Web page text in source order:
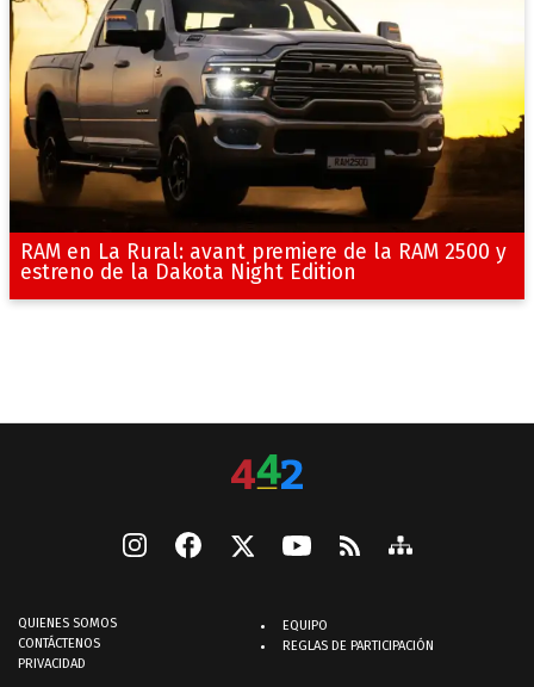
RAM en La Rural: avant premiere de la RAM 2500 y
estreno de la Dakota Night Edition
QUIENES SOMOS
CONTÁCTENOS
PRIVACIDAD
EQUIPO
REGLAS DE PARTICIPACIÓN